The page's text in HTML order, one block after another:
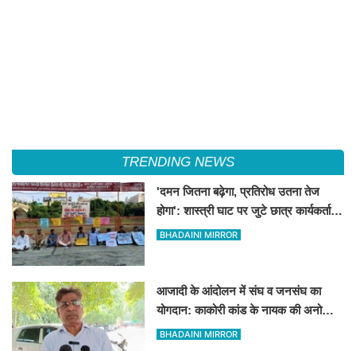
TRENDING NEWS
'दमन जितना बढ़ेगा, प्रतिरोध उतना तेज
होगा': शास्त्री घाट पर जुटे छात्र कार्यकर्ताओं
की केंद्र को ललकार
BHADAINI MIRROR
आजादी के आंदोलन में संघ व जनसंघ का
योगदान: काकोरी कांड के नायक की अनोखी
दास्तां
BHADAINI MIRROR